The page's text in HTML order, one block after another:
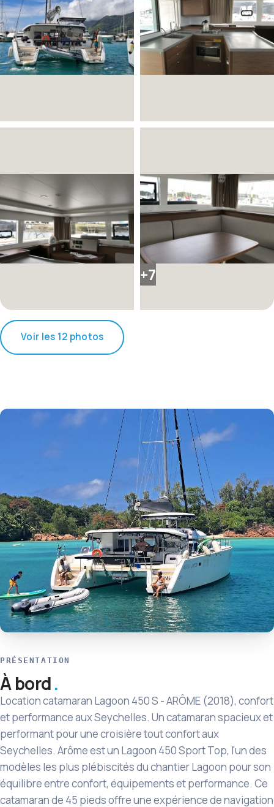
+7
Voir les 12 photos
PRÉSENTATION
À bord
Location catamaran Lagoon 450 S - ARÔME (2018), confort
et performance aux Seychelles. Un catamaran spacieux et
performant pour une croisière tout confort aux
Seychelles. Arôme est un Lagoon 450 Sport Top, l'un des
modèles les plus plébiscités du chantier Lagoon pour son
équilibre entre confort, équipements et performance. Ce
catamaran de 45 pieds offre une expérience de navigation